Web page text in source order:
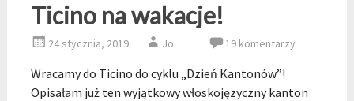
Ticino na wakacje!
24 stycznia, 2019 Jo 19 komentarzy
Wracamy do Ticino do cyklu „Dzień Kantonów”!
Opisałam już ten wyjątkowy włoskojęzyczny kanton